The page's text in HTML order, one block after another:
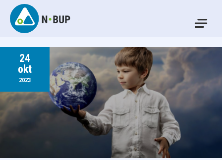
Skip
content
N-BUP
24
okt
2023